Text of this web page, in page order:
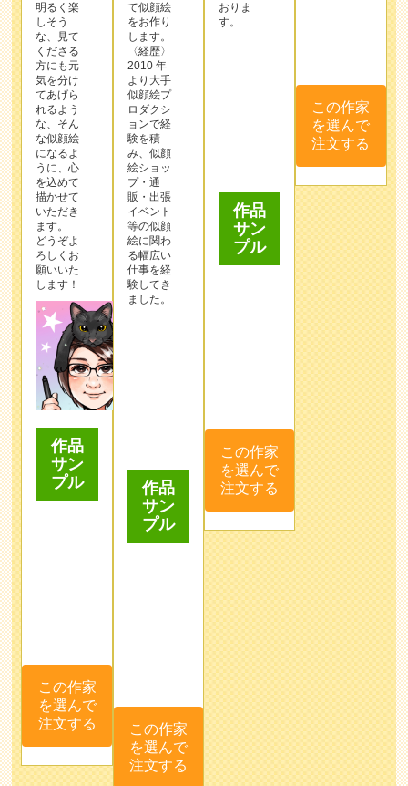
明るく楽
しそう
な、見て
くださる
方にも元
気を分け
てあげら
れるよう
な、そん
な似顔絵
になるよ
うに、心
を込めて
描かせて
いただき
ます。
どうぞよ
ろしくお
願いいた
します！
作品
サン
プル
この作家
を選んで
注文する
て似顔絵
をお作り
します。
〈経歴〉
2010 年
より⼤⼿
似顔絵プ
ロダクシ
ョンで経
験を積
み、似顔
絵ショッ
プ・通
販・出張
イベント
等の似顔
絵に関わ
る幅広い
仕事を経
験してき
ました。
注文する
おりま
す。
サン
プル
を選んで
注文する
注文する